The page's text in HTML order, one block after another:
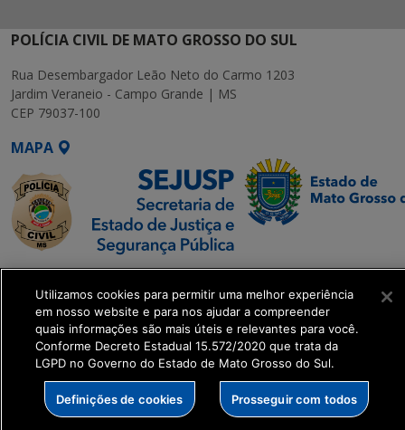
POLÍCIA CIVIL DE MATO GROSSO DO SUL
Rua Desembargador Leão Neto do Carmo 1203
Jardim Veraneio - Campo Grande | MS
CEP 79037-100
MAPA
Executiva de
Transformação Digital
get_footer();
Utilizamos cookies para permitir uma melhor experiência
em nosso website e para nos ajudar a compreender
quais informações são mais úteis e relevantes para você.
Conforme Decreto Estadual 15.572/2020 que trata da
LGPD no Governo do Estado de Mato Grosso do Sul.
Definições de cookies Prosseguir com todos